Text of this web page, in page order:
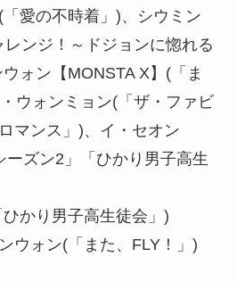
愛の不時着」)、シウミン
レンジ！～ドジョンに惚れる
ォン【MONSTA X】(「ま
ウォンミョン(「ザ・ファビ
マンス」)、イ・セオン
ーズン2」「ひかり男子高生
かり男子高生徒会」)
ウォン(「また、FLY！」)